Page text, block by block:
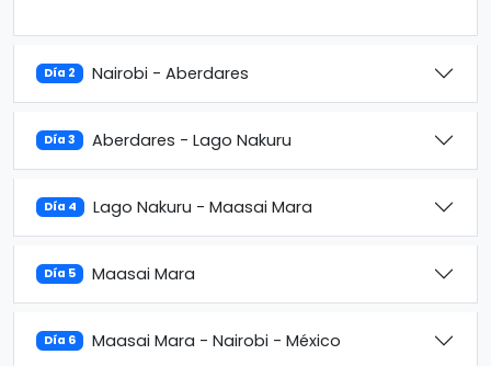
Día 2 Nairobi - Aberdares
Día 3 Aberdares - Lago Nakuru
Día 4 Lago Nakuru - Maasai Mara
Día 5 Maasai Mara
Día 6 Maasai Mara - Nairobi - México